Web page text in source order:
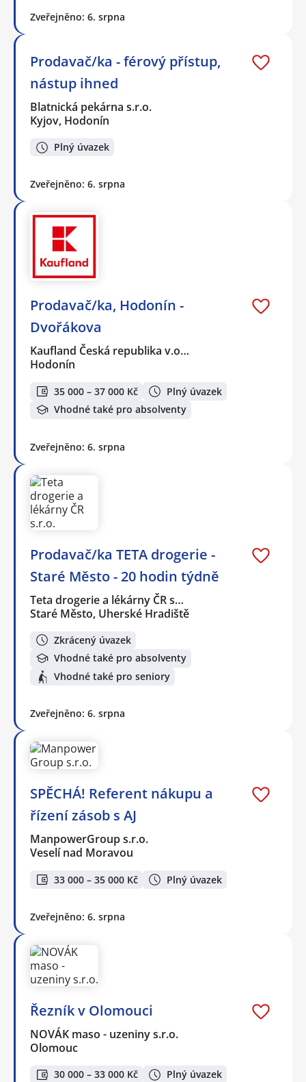
Zveřejněno: 6. srpna
Prodavač/ka - férový přístup,
nástup ihned
Blatnická pekárna s.r.o.
Kyjov, Hodonín
Plný úvazek
Zveřejněno: 6. srpna
Prodavač/ka, Hodonín -
Dvořákova
Kaufland Česká republika v.o…
Hodonín
35 000 – 37 000 Kč
Plný úvazek
Vhodné také pro absolventy
Zveřejněno: 6. srpna
Prodavač/ka TETA drogerie -
Staré Město - 20 hodin týdně
Teta drogerie a lékárny ČR s…
Staré Město, Uherské Hradiště
Zkrácený úvazek
Vhodné také pro absolventy
Vhodné také pro seniory
Zveřejněno: 6. srpna
SPĚCHÁ! Referent nákupu a
řízení zásob s AJ
ManpowerGroup s.r.o.
Veselí nad Moravou
33 000 – 35 000 Kč Plný úvazek
Zveřejněno: 6. srpna
Řezník v Olomouci
NOVÁK maso - uzeniny s.r.o.
Olomouc
30 000 – 33 000 Kč
Plný úvazek